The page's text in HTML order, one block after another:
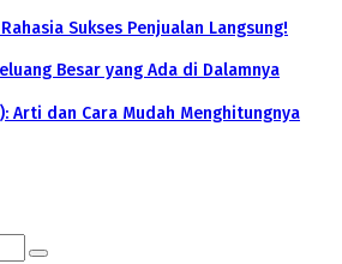
Sukses Penjualan Langsung!
Besar yang Ada di Dalamnya
Arti dan Cara Mudah Menghitungnya